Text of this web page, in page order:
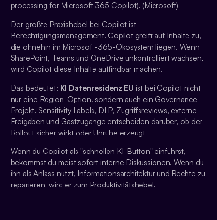
processing for Microsoft 365 Copilot). (Microsoft)
Der größte Praxishebel bei Copilot ist
Berechtigungsmanagement. Copilot greift auf Inhalte zu,
die ohnehin im Microsoft-365-Ökosystem liegen. Wenn
SharePoint, Teams und OneDrive unkontrolliert wachsen,
wird Copilot diese Inhalte auffindbar machen.
Das bedeutet: KI Datenresidenz EU ist bei Copilot nicht
nur eine Region-Option, sondern auch ein Governance-
Projekt. Sensitivity Labels, DLP, Zugriffsreviews, externe
Freigaben und Gastzugänge entscheiden darüber, ob der
Rollout sicher wirkt oder Unruhe erzeugt.
Wenn du Copilot als "schnellen KI-Button" einführst,
bekommst du meist sofort interne Diskussionen. Wenn du
ihn als Anlass nutzt, Informationsarchitektur und Rechte zu
reparieren, wird er zum Produktivitätshebel.